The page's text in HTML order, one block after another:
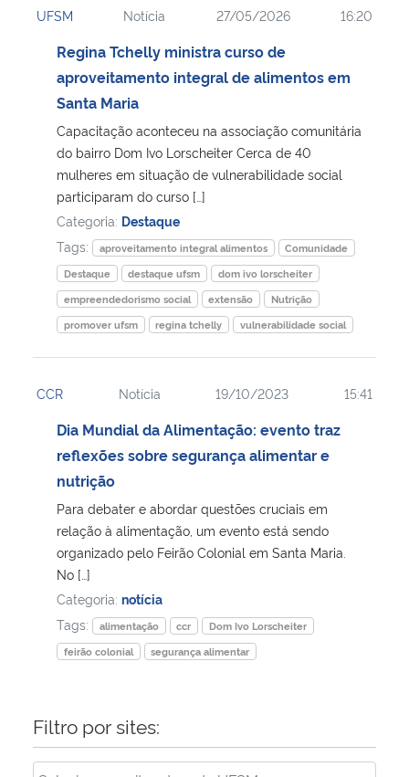
Ministério da Cidadania
Ministério da Saúde
Ministério de Minas e Energia
Ministério da Ciência, Tecnologia, Inovações e Comunicações
Ministério do Meio Ambiente
Ministério do Turismo
Ministério do Desenvolvimento Regional
Controladoria-Geral da União
Ministério da Mulher, da Família e dos Direitos Humanos
Secretaria-Geral
Gabinete de Segurança Institucional
Advocacia-Geral da União
Banco Central do Brasil
UFSM Notícia 27/05/2026 16:20
Regina Tchelly ministra curso de
aproveitamento integral de alimentos em
Santa Maria
Capacitação aconteceu na associação comunitária
do bairro Dom Ivo Lorscheiter Cerca de 40
mulheres em situação de vulnerabilidade social
participaram do curso […]
Categoria: Destaque
Tags:
aproveitamento integral alimentos
Comunidade
Destaque
destaque ufsm
dom ivo lorscheiter
empreendedorismo social
extensão
Nutrição
promover ufsm
regina tchelly vulnerabilidade social
CCR Notícia 19/10/2023 15:41
Dia Mundial da Alimentação: evento traz
reflexões sobre segurança alimentar e
nutrição
Para debater e abordar questões cruciais em
relação à alimentação, um evento está sendo
organizado pelo Feirão Colonial em Santa Maria.
No […]
Categoria: notícia
Tags:
alimentação ccr
Dom Ivo Lorscheiter
feirão colonial
segurança alimentar
Filtro por sites: